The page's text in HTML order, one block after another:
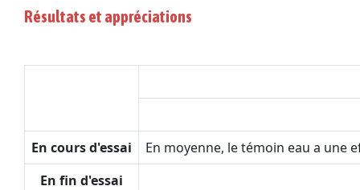
Résultats et appréciations
En cours d'essai
En moyenne, le témoin eau a une
En fin d'essai